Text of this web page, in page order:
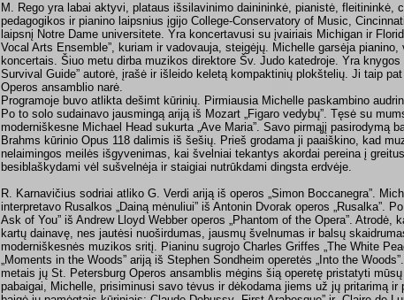
M. Rego yra labai aktyvi, plataus išsilavinimo dainininkė, pianistė, fleitininkė,
pedagogikos ir pianino laipsnius įgijo College-Conservatory of Music,
laipsnį Notre Dame universitete. Yra koncertavusi su įvairiais Michigan ir
Vocal Arts Ensemble”, kuriam ir vadovauja, steigėjų. Michelle garsėja
koncertais. Šiuo metu dirba muzikos direktore Šv. Judo katedroje. Yra knygos
Survival Guide” autorė, įrašė ir išleido keletą kompaktinių plokštelių. Ji taip
Operos ansamblio narė.
Programoje buvo atlikta dešimt kūrinių. Pirmiausia Michelle paskambino
Po to solo sudainavo jausmingą ariją iš Mozart „Figaro vedybų”. Tęsė su
moderniškesne Michael Head sukurta „Ave Maria”. Savo pirmąjį pasirodymą
Brahms kūrinio Opus 118 dalimis iš šešių. Prieš grodama ji paaiškino, kad
nelaimingos meilės išgyvenimas, kai švelniai tekantys akordai pereina į
besiblaškydami vėl sušvelnėja ir staigiai nutrūkdami dingsta erdvėje.
R. Karnavičius sodriai atliko G. Verdi ariją iš operos „Simon Boccanegra”.
interpretavo Rusalkos „Dainą mėnuliui” iš Antonin Dvorak operos „Rusalka”.
Ask of You” iš Andrew Lloyd Webber operos „Phantom of the Opera”. Atrodė,
kartų dainavę, nes jautėsi nuoširdumas, jausmų švelnumas ir balsų
moderniškesnės muzikos sritį. Pianinu sugrojo Charles Griffes „The White
„Moments in the Woods” ariją iš Stephen Sondheim operetės „Into the
metais jų St. Petersburg Operos ansamblis mėgins šią operetę pristatyti
pabaigai, Michelle, prisiminusi savo tėvus ir dėkodama jiems už jų pritarimą ir